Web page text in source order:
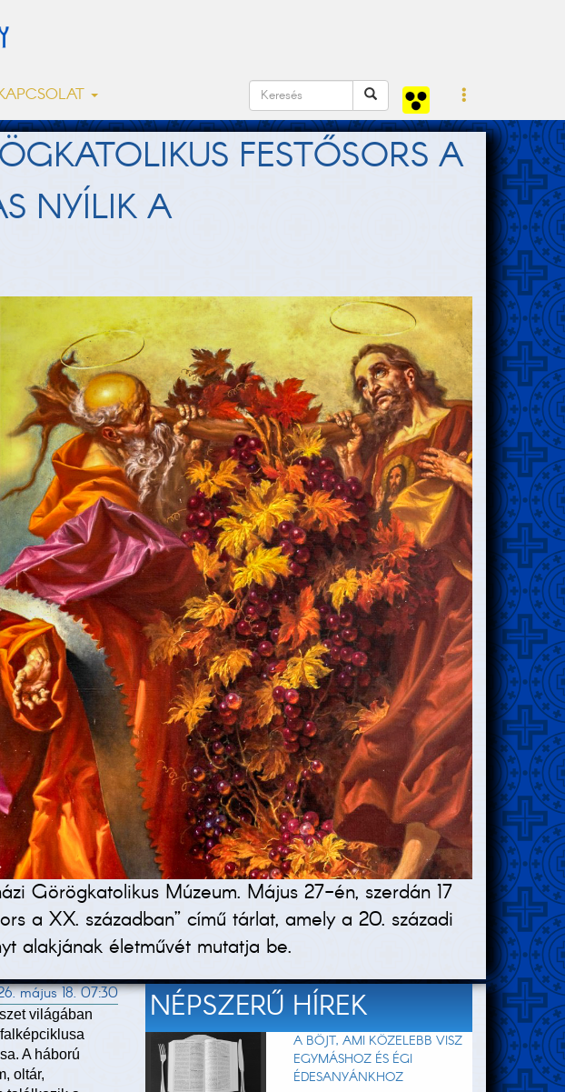
FESTŐSORS A
NYÍLIK A
Görögkatolikus Múzeum. Május 27-én, szerdán 17
a XX. században” című tárlat, amely a 20. századi
alakjának életművét mutatja be.
május 18. 07:30
világában
A háború
oltár,
NÉPSZERŰ HÍREK
A BÖJT, AMI KÖZELEBB VISZ
EGYMÁSHOZ ÉS ÉGI
ÉDESANYÁNKHOZ